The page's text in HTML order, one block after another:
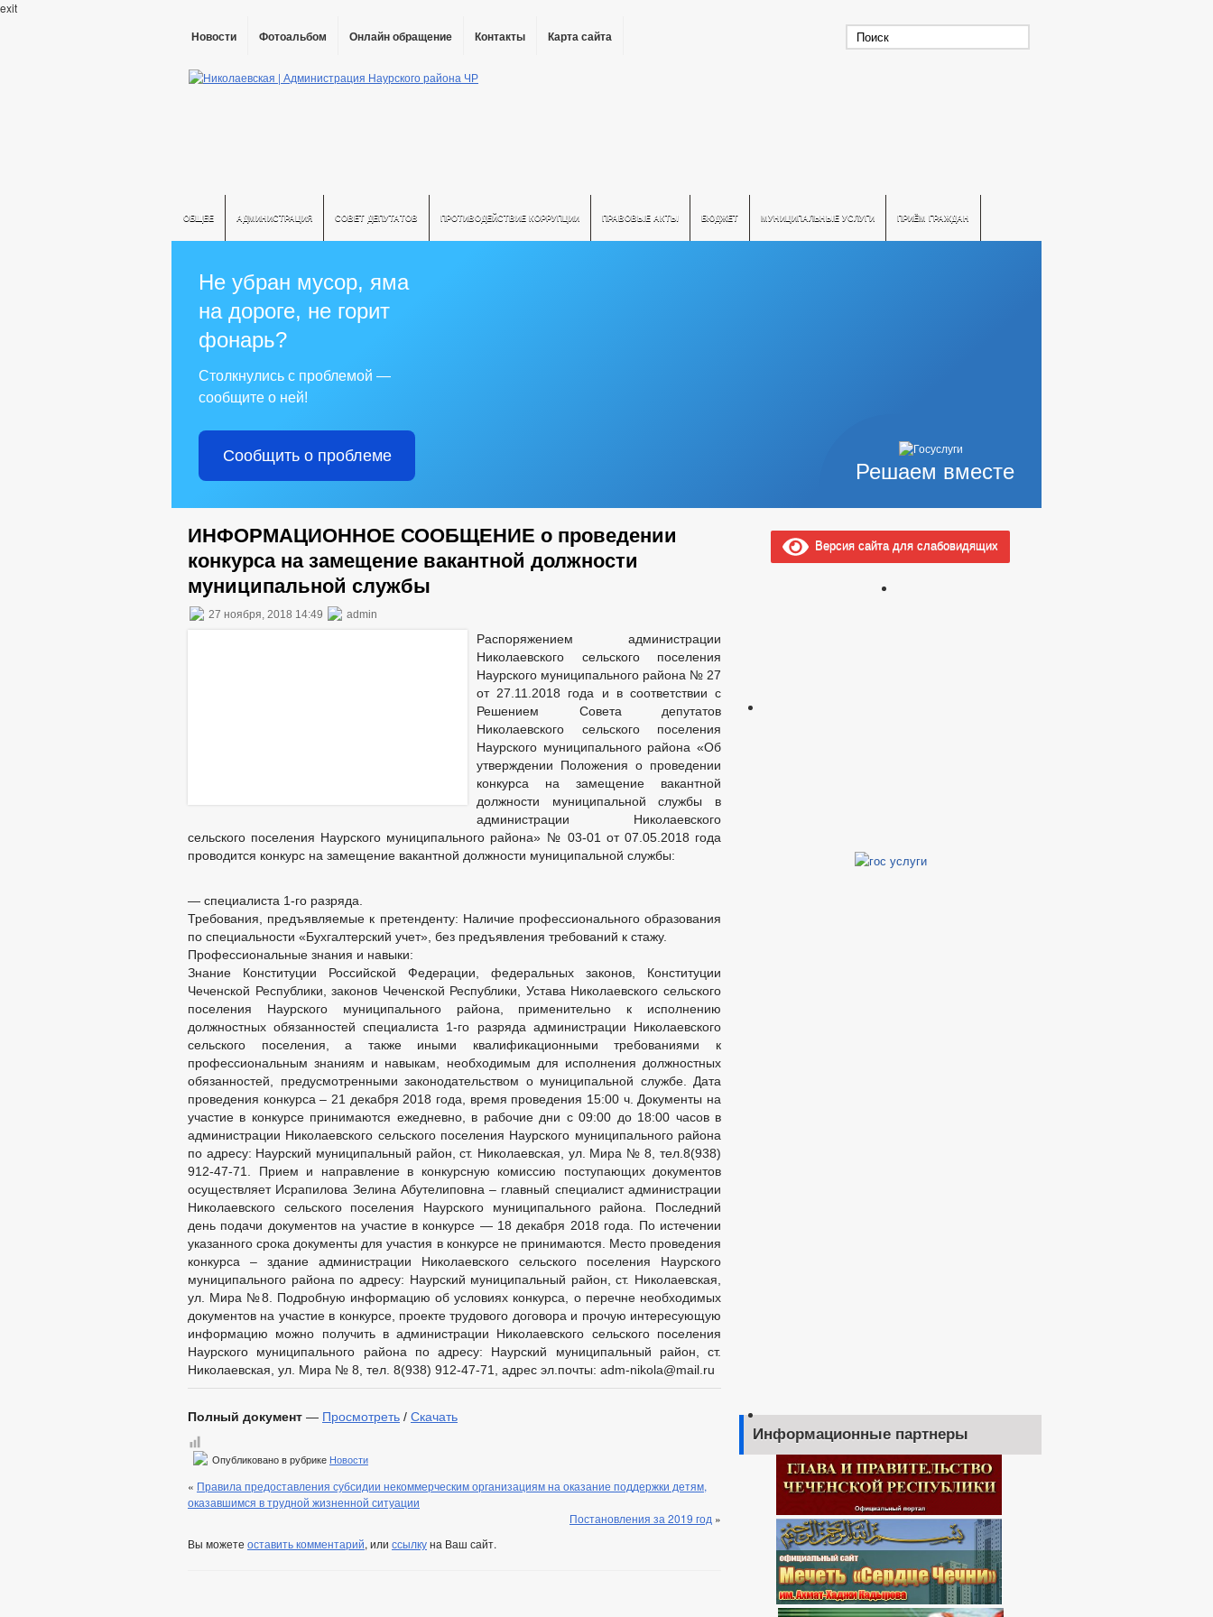
exit
Новости Фотоальбом Онлайн обращение Контакты Карта сайта
ОБЩЕЕ АДМИНИСТРАЦИЯ СОВЕТ ДЕПУТАТОВ ПРОТИВОДЕЙСТВИЕ КОРРУПЦИИ ПРАВОВЫЕ АКТЫ БЮДЖЕТ МУНИЦИПАЛЬНЫЕ УСЛУГИ ПРИЁМ ГРАЖДАН
Решаем вместе
Не убран мусор, яма
на дороге, не горит
фонарь?
Столкнулись с проблемой —
сообщите о ней!
Сообщить о проблеме
ИНФОРМАЦИОННОЕ СООБЩЕНИЕ о проведении
конкурса на замещение вакантной должности
муниципальной службы
27 ноября, 2018 14:49 admin
Распоряжением администрации
Николаевского сельского поселения
Наурского муниципального района № 27
от 27.11.2018 года и в соответствии с
Решением Совета депутатов
Николаевского сельского поселения
Наурского муниципального района «Об
утверждении Положения о проведении
конкурса на замещение вакантной
должности муниципальной службы в
администрации Николаевского
сельского поселения Наурского муниципального района» № 03-01 от 07.05.2018 года
проводится конкурс на замещение вакантной должности муниципальной службы:
— специалиста 1-го разряда.
Требования, предъявляемые к претенденту: Наличие профессионального образования
по специальности «Бухгалтерский учет», без предъявления требований к стажу.
Профессиональные знания и навыки:
Знание Конституции Российской Федерации, федеральных законов, Конституции
Чеченской Республики, законов Чеченской Республики, Устава Николаевского сельского
поселения Наурского муниципального района, применительно к исполнению
должностных обязанностей специалиста 1-го разряда администрации Николаевского
сельского поселения, а также иными квалификационными требованиями к
профессиональным знаниям и навыкам, необходимым для исполнения должностных
обязанностей, предусмотренными законодательством о муниципальной службе. Дата
проведения конкурса – 21 декабря 2018 года, время проведения 15:00 ч. Документы на
участие в конкурсе принимаются ежедневно, в рабочие дни с 09:00 до 18:00 часов в
администрации Николаевского сельского поселения Наурского муниципального района
по адресу: Наурский муниципальный район, ст. Николаевская, ул. Мира № 8, тел.8(938)
912-47-71. Прием и направление в конкурсную комиссию поступающих документов
осуществляет Исрапилова Зелина Абутелиповна – главный специалист администрации
Николаевского сельского поселения Наурского муниципального района. Последний
день подачи документов на участие в конкурсе — 18 декабря 2018 года. По истечении
указанного срока документы для участия в конкурсе не принимаются. Место проведения
конкурса – здание администрации Николаевского сельского поселения Наурского
муниципального района по адресу: Наурский муниципальный район, ст. Николаевская,
ул. Мира №8. Подробную информацию об условиях конкурса, о перечне необходимых
документов на участие в конкурсе, проекте трудового договора и прочую интересующую
информацию можно получить в администрации Николаевского сельского поселения
Наурского муниципального района по адресу: Наурский муниципальный район, ст.
Николаевская, ул. Мира № 8, тел. 8(938) 912-47-71, адрес эл.почты: adm-nikola@mail.ru
Полный документ — Просмотреть / Скачать
Опубликовано в рубрике Новости
« Правила предоставления субсидии некоммерческим организациям на оказание поддержки детям,
оказавшимся в трудной жизненной ситуации
Постановления за 2019 год »
Вы можете оставить комментарий, или ссылкуна Ваш сайт.
Версия сайта для слабовидящих
Информационные партнеры